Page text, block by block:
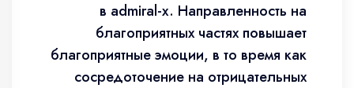
в admiral-x. Направленность на
благоприятных частях повышает
благоприятные эмоции, в то время как
сосредоточение на отрицательных